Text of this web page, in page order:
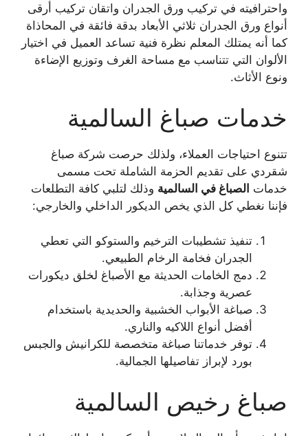
واحترافيته في تركيب ورق الجدران واتقان تركيب أرقى
أنواع ورق الجدران ثلاثي الأبعاد بدقة فائقة في المحاذاة
كما أنه يمتلك المعلم نظرة فنية تساعد العميل في اختيار
الألوان التي تتناسب مع مساحة الغرف وتوزيع الإضاءة
ونوع الأثاث.
​خدمات صباغ السالمية
​تتنوع احتياجات العملاء، ولذلك حرصت شركة صباغ
شقردي على تقديم الحزمة الشاملة تحت مسمى
خدمات الصباغ في السالمية وذلك لتلبي كافة التطلعات
فإننا نغطي كل الذي يخص الديكور الداخلي والخارجي:
​تنفيذ تشطيبات الترخيم والستوكو التي تعطي
الجدران فخامة الرخام الطبيعي.
​دمج الخامات الحديثة مع الأصباغ لخلق ديكورات
عصرية وجذابة.
​صباغة الأبواب الخشبية والحديدية باستخدام
أفضل أنواع اللاكيه والناري.
​توفر خدماتنا صباغة متخصصة للكرانيش والجبس
بورد لإبراز تفاصيلها الجمالية.
​صباغ رخيص السالمية